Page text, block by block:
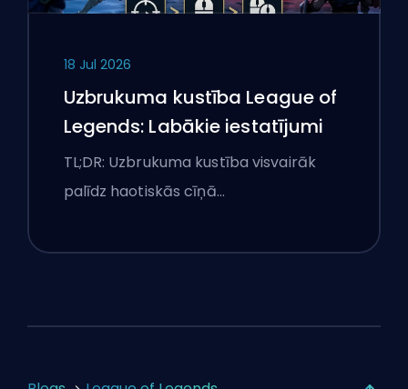
18 Jul 2026
Uzbrukuma kustība League of
Legends: Labākie iestatījumi
TL;DR: Uzbrukuma kustība visvairāk
palīdz haotiskās cīņā…